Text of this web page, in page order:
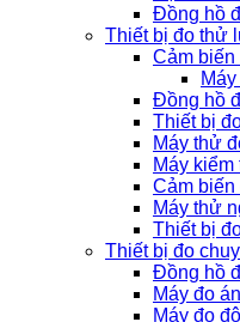
Đồng hồ
Thiết bị đo thử
Cảm biến
Đồng hồ
Thiết bị
Máy thử
Máy kiểm
Cảm biến
Máy thử
Thiết bị
Thiết bị đo
Đồng hồ
Máy đo
Máy đo